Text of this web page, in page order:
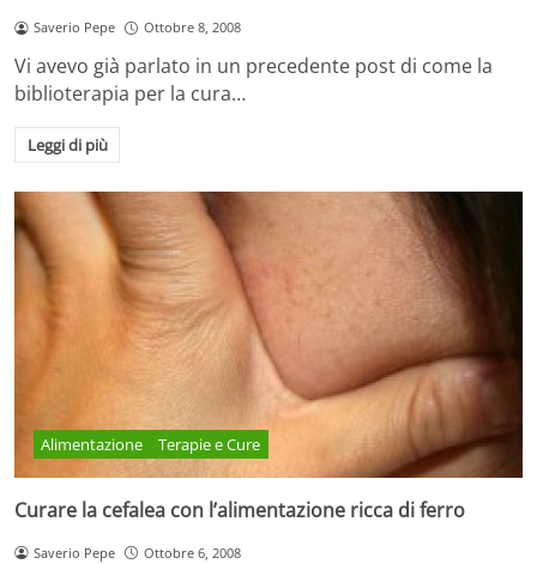
Saverio Pepe Ottobre 8, 2008
Vi avevo già parlato in un precedente post di come la
biblioterapia per la cura…
Leggi di più
Alimentazione Terapie e Cure
Curare la cefalea con l’alimentazione ricca di ferro
Saverio Pepe Ottobre 6, 2008